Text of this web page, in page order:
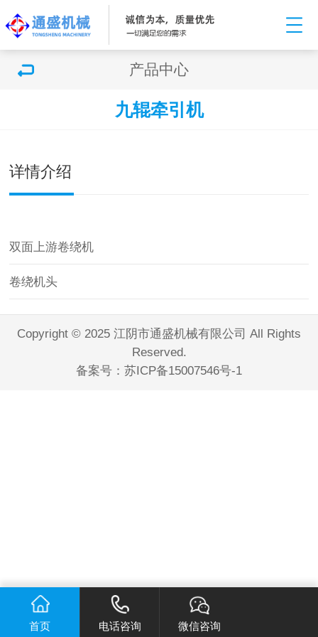
产品中心
九辊牵引机
详情介绍
双面上游卷绕机
卷绕机头
Copyright © 2025 江阴市通盛机械有限公司 All Rights
Reserved.
备案号： 苏ICP备15007546号-1
首页 电话咨询 微信咨询